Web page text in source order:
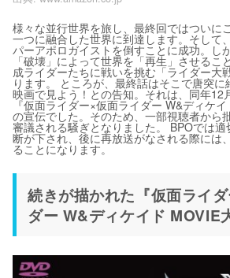
様々な並行世界を旅し、最終回ではついに
一つに融合した世界に到達します。そして
パーアポロガイストを倒すことに成功。し
「破壊」によって世界を「再生」させるこ
成ライダーたちに戦いを挑む「ライダー大
ります。 ところが、最終話はそこで唐突
映画で見よう！との告知。それは、同年12
『仮面ライダー×仮面ライダー W&ディケ
の宣伝でした。そのため、一部視聴者から
審議される騒ぎとなりました。 BPOでは
断が下され、後に再放送がなされる際には
ることになります。
続きが描かれた『仮面ライ
ダー W&ディケイド MOVIE